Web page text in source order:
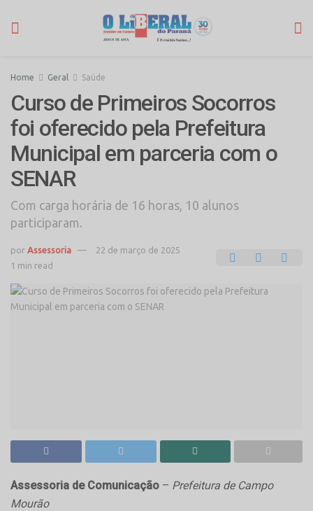
Home Geral Saúde
Curso de Primeiros Socorros
foi oferecido pela Prefeitura
Municipal em parceria com o
SENAR
Com carga horária de 16 horas, 10 alunos
participaram.
por Assessoria
22 de março de 2025
1 min read
Assessoria de Comunicação – Prefeitura de Campo
Mourão